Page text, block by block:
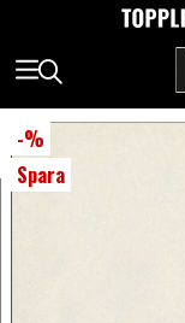
-%
Spara